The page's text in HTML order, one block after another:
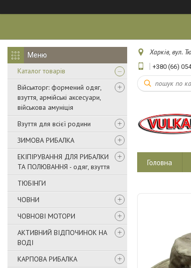
Каталог товарів
Військторг: формений одяг,
взуття, армійські аксесуари,
військова амуніція
Взуття для всієї родини
ЗИМОВА РИБАЛКА
ЕКІПІРУВАННЯ ДЛЯ РИБАЛКИ
ТА ПОЛЮВАННЯ - одяг, взуття
ТЮБІНГИ
ЧОВНИ
ЧОВНОВІ МОТОРИ
АКТИВНИЙ ВІДПОЧИНОК НА
ВОДІ
КАРПОВА РИБАЛКА
Харків, вул.
+380 (66)
Головна